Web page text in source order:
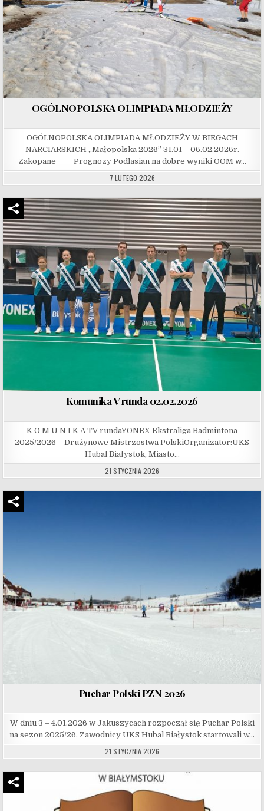
OGÓLNOPOLSKA OLIMPIADA MŁODZIEŻY
OGÓLNOPOLSKA OLIMPIADA MŁODZIEŻY W BIEGACH
NARCIARSKICH „Małopolska 2026” 31.01 – 06.02.2026r.
Zakopane Prognozy Podlasian na dobre wyniki OOM w…
7 LUTEGO 2026
Komunika V runda 02.02.2026
K O M U N I K A TV rundaYONEX Ekstraliga Badmintona
2025/2026 – Drużynowe Mistrzostwa PolskiOrganizator:UKS
Hubal Białystok, Miasto…
21 STYCZNIA 2026
Puchar Polski PZN 2026
W dniu 3 – 4.01.2026 w Jakuszycach rozpoczął się Puchar Polski
na sezon 2025/26. Zawodnicy UKS Hubal Białystok startowali w…
21 STYCZNIA 2026